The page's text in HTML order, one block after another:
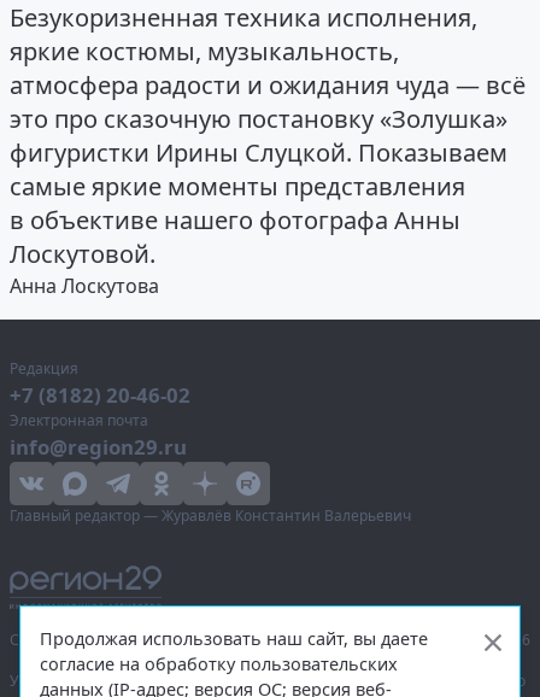
Безукоризненная техника исполнения,
яркие костюмы, музыкальность,
атмосфера радости и ожидания чуда — всё
это про сказочную постановку «Золушка»
фигуристки Ирины Слуцкой. Показываем
самые яркие моменты представления
в объективе нашего фотографа Анны
Лоскутовой.
Анна Лоскутова
Редакция
+7 (8182) 20-46-02
Электронная почта
info@region29.ru
Главный редактор — Журавлёв Константин Валерьевич
Сетевое издание «Информационное агентство Регион 29»,
© 2016–2026
Учредитель — общество с ограниченной ответственностью «Агентство
Продолжая использовать наш сайт, вы даете
согласие на обработку пользовательских
данных (IP-адрес; версия ОС; версия веб-